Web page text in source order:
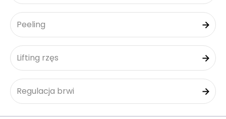
Peeling
Lifting rzęs
Regulacja brwi